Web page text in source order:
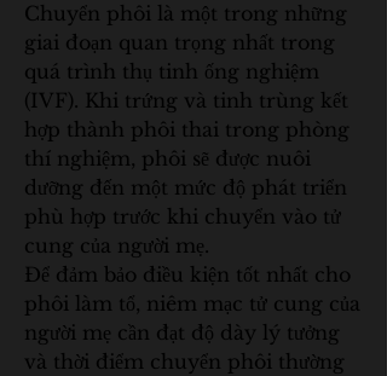
Chuyển phôi là một trong những
giai đoạn quan trọng nhất trong
quá trình thụ tinh ống nghiệm
(IVF). Khi trứng và tinh trùng kết
hợp thành phôi thai trong phòng
thí nghiệm, phôi sẽ được nuôi
dưỡng đến một mức độ phát triển
phù hợp trước khi chuyển vào tử
cung của người mẹ.
Để đảm bảo điều kiện tốt nhất cho
phôi làm tổ, niêm mạc tử cung của
người mẹ cần đạt độ dày lý tưởng
và thời điểm chuyển phôi thường